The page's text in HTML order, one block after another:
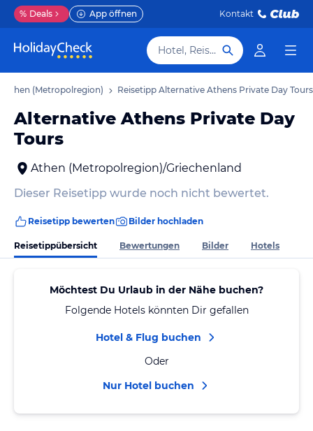
% Deals App öffnen Kontakt
Hotel, Reiseziel
Athen (Metropolregion) Reisetipp Alternative Athens Private Day Tours
Alternative Athens Private Day
Tours
Athen (Metropolregion)/Griechenland
Dieser Reisetipp wurde noch nicht bewertet.
Reisetipp bewerten Bilder hochladen
Reisetippübersicht Bewertungen Bilder Hotels
Möchtest Du Urlaub in der Nähe buchen?
Folgende Hotels könnten Dir gefallen
Hotel & Flug buchen
Oder
Nur Hotel buchen